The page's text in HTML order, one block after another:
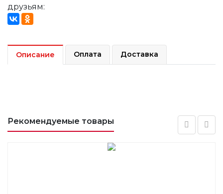
друзьям:
Описание Оплата Доставка
Рекомендуемые товары